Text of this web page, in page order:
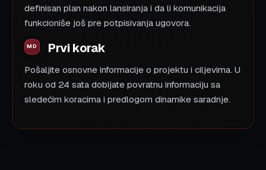
definisan plan nakon lansiranja i da li komunikacija
funkcioniše još pre potpisivanja ugovora.
Prvi korak
Pošaljite osnovne informacije o projektu i ciljevima. U
roku od 24 sata dobijate povratnu informaciju sa
sledećim koracima i predlogom dinamike saradnje.